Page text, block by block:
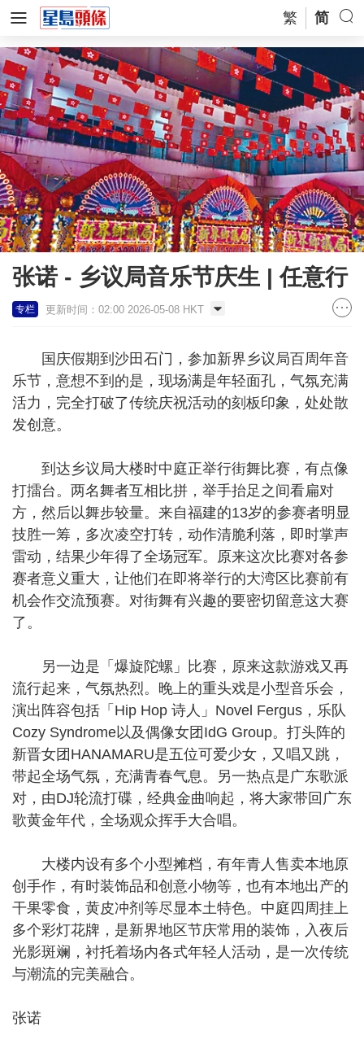
繁 简
张诺 - 乡议局音乐节庆生 | 任意行
专栏 更新时间：02:00 2026-05-08 HKT
国庆假期到沙田石门，参加新界乡议局百周年音
乐节，意想不到的是，现场满是年轻面孔，气氛充满
活力，完全打破了传统庆祝活动的刻板印象，处处散
发创意。
到达乡议局大楼时中庭正举行街舞比赛，有点像
打擂台。两名舞者互相比拼，举手抬足之间看扁对
方，然后以舞步较量。来自福建的13岁的参赛者明显
技胜一筹，多次凌空打转，动作清脆利落，即时掌声
雷动，结果少年得了全场冠军。原来这次比赛对各参
赛者意义重大，让他们在即将举行的大湾区比赛前有
机会作交流预赛。对街舞有兴趣的要密切留意这大赛
了。
另一边是「爆旋陀螺」比赛，原来这款游戏又再
流行起来，气氛热烈。晚上的重头戏是小型音乐会，
演出阵容包括「Hip Hop 诗人」Novel Fergus，乐队
Cozy Syndrome以及偶像女团IdG Group。打头阵的
新晋女团HANAMARU是五位可爱少女，又唱又跳，
带起全场气氛，充满青春气息。另一热点是广东歌派
对，由DJ轮流打碟，经典金曲响起，将大家带回广东
歌黄金年代，全场观众挥手大合唱。
大楼内设有多个小型摊档，有年青人售卖本地原
创手作，有时装饰品和创意小物等，也有本地出产的
干果零食，黄皮冲剂等尽显本土特色。中庭四周挂上
多个彩灯花牌，是新界地区节庆常用的装饰，入夜后
光影斑斓，衬托着场内各式年轻人活动，是一次传统
与潮流的完美融合。
张诺